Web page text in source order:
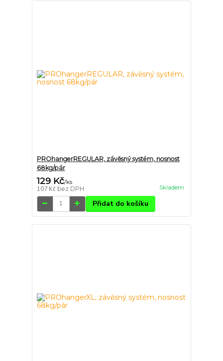
PROhangerREGULAR, závěsný systém, nosnost
68kg/pár
129 Kč/ks
107 Kč bez DPH Skladem
Přidat do košíku